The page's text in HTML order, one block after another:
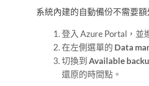
系統內建的自動備份不需要
登入 Azure Portal，並
在左側選單的 Data
切換到 Available
還原的時間點。